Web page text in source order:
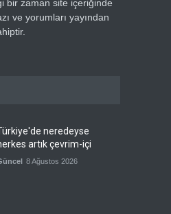
bir zaman site içeriğinde
ve yorumları yayından
neredeyse
artık çevrim-içi
8 Ağustos 2026